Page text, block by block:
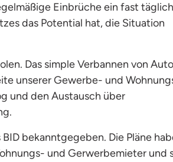
Einbrüche ein fast
das Potential hat, die Situation
Das simple Verbannen von
unserer Gewerbe- und
und den Austausch über
bekanntgegeben. Die Pläne
und Gerwerbemieterund